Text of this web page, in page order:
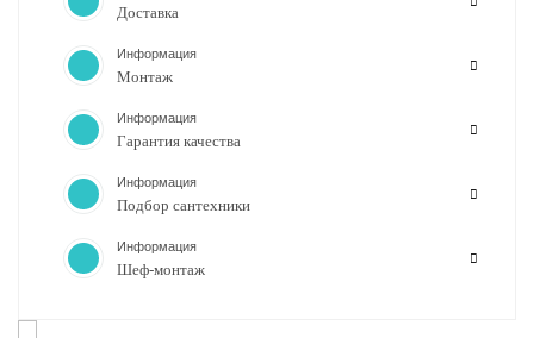
Доставка
Информация
Монтаж
Информация
Гарантия качества
Информация
Подбор сантехники
Информация
Шеф-монтаж